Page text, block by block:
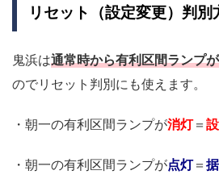
リセット（設定変更）判別
鬼浜は通常時から有利区間ランプ
のでリセット判別にも使えます。
・朝一の有利区間ランプが消灯＝
・朝一の有利区間ランプが点灯＝